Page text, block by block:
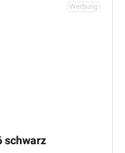
schwarz